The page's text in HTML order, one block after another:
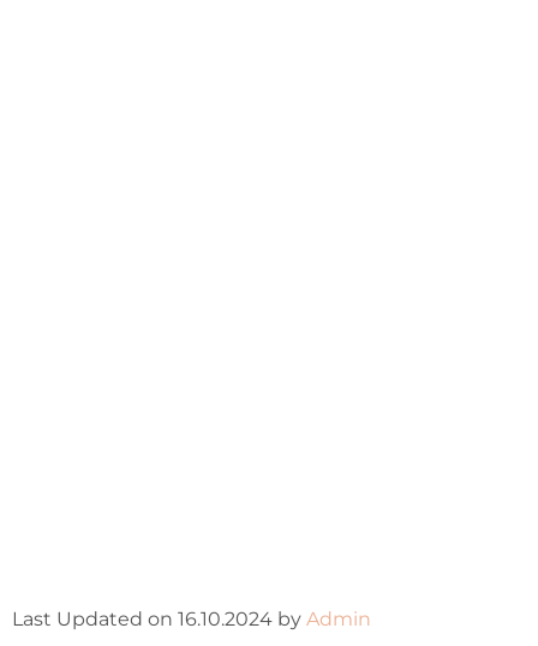
Last Updated on 16.10.2024 by Admin